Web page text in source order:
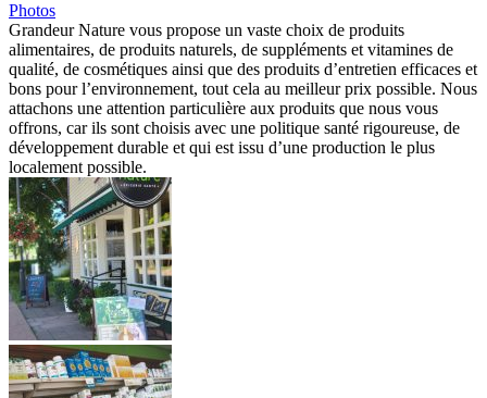
Photos
Grandeur Nature vous propose un vaste choix de produits
alimentaires, de produits naturels, de suppléments et vitamines de
qualité, de cosmétiques ainsi que des produits d’entretien efficaces et
bons pour l’environnement, tout cela au meilleur prix possible. Nous
attachons une attention particulière aux produits que nous vous
offrons, car ils sont choisis avec une politique santé rigoureuse, de
développement durable et qui est issu d’une production le plus
localement possible.